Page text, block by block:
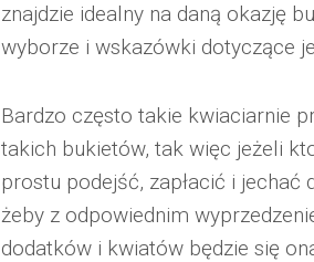
znajdzie idealny na daną okazję
wyborze i wskazówki dotyczące
Bardzo często takie kwiaciarnie
takich bukietów, tak więc jeżeli
prostu podejść, zapłacić i jechać
żeby z odpowiednim
dodatków i kwiatów będzie się